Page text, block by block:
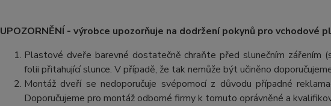
UPOZORNĚNÍ - výrobce upozorňuje na dodržení pokynů pro vchodové
Plastové dveře barevné dostatečně chraňte před slunečním zářením
folii přitahující slunce. V případě, že tak nemůže být učiněno
Montáž dveří se nedoporučuje svépomocí z důvodu případné
Doporučujeme pro montáž odborné firmy k tomuto oprávněné a